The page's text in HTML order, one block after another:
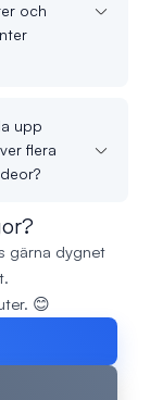
och
upp
flera
gärna dygnet
😊